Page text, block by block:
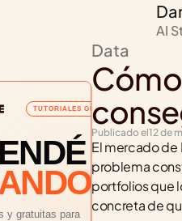
TUTORIALES GRATUITOS
y gratuitas para
AI
Data
Publicado el12 de
El mercado de
problema
portfolios que
concreta de